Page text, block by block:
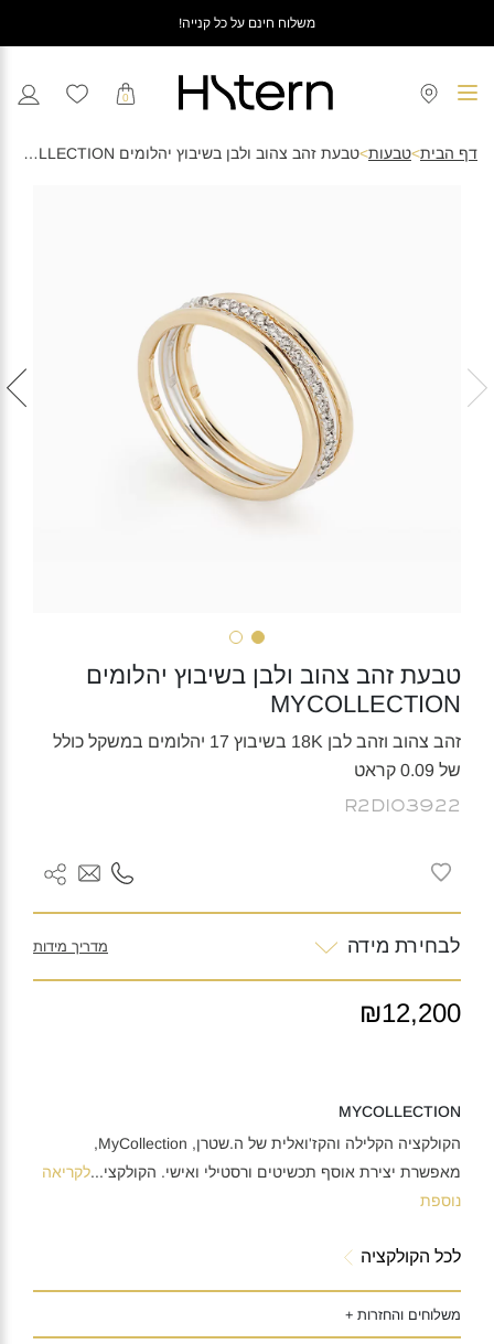
משלוח חינם על כל קנייה!
0
דף הבית>טבעות> טבעת זהב צהוב ולבן בשיבוץ יהלומים MYCOLLECTION
טבעת זהב צהוב ולבן בשיבוץ יהלומים
MYCOLLECTION
זהב צהוב וזהב לבן 18K בשיבוץ 17 יהלומים במשקל כולל
של 0.09 קראט
R2DI03922
לבחירת מידה מדריך מידות
₪12,200
MYCOLLECTION
הקולקציה הקלילה והקז'ואלית של ה.שטרן, MyCollection,
מאפשרת יצירת אוסף תכשיטים ורסטילי ואישי. הקולקצי...לקריאה
נוספת
לכל הקולקציה
משלוחים והחזרות +